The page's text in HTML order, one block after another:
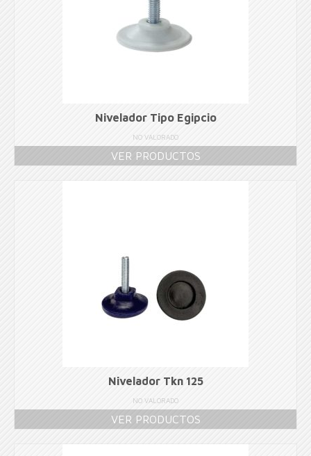
Nivelador Tipo Egipcio
NO VALORADO
VER PRODUCTOS
Nivelador Tkn 125
NO VALORADO
VER PRODUCTOS